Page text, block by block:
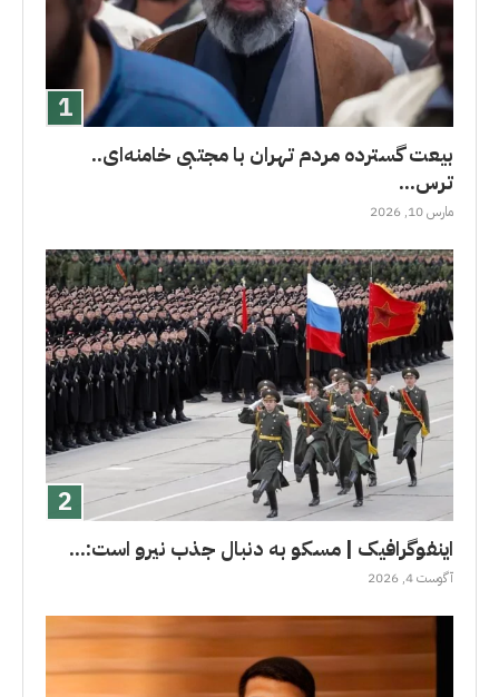
بیعت گسترده مردم تهران با مجتبی خامنه‌ای..
ترس...
مارس 10, 2026
اینفوگرافیک | مسکو به دنبال جذب نیرو است:...
آگوست 4, 2026